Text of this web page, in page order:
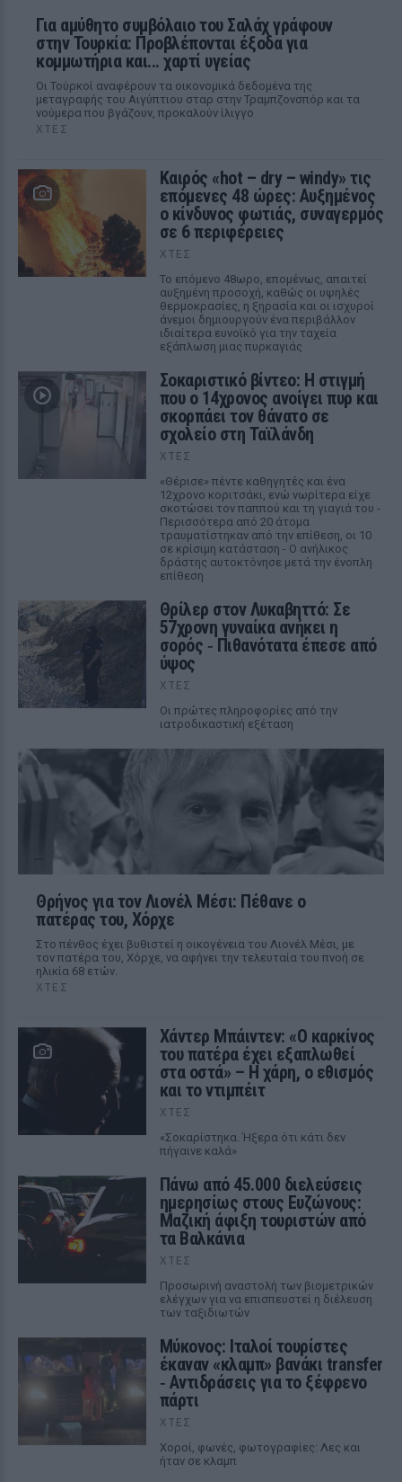
Για αμύθητο συμβόλαιο του Σαλάχ γράφουν
στην Τουρκία: Προβλέπονται έξοδα για
κομμωτήρια και... χαρτί υγείας
Οι Τούρκοί αναφέρουν τα οικονομικά δεδομένα της
μεταγραφής του Αιγύπτιου σταρ στην Τραμπζονσπόρ και τα
νούμερα που βγάζουν, προκαλούν ίλιγγο
ΧΤΕΣ
Καιρός «hot – dry – windy» τις
επόμενες 48 ώρες: Αυξημένος
ο κίνδυνος φωτιάς, συναγερμός
σε 6 περιφέρειες
ΧΤΕΣ
Το επόμενο 48ωρο, επομένως, απαιτεί
αυξημένη προσοχή, καθώς οι υψηλές
θερμοκρασίες, η ξηρασία και οι ισχυροί
άνεμοι δημιουργούν ένα περιβάλλον
ιδιαίτερα ευνοϊκό για την ταχεία
εξάπλωση μιας πυρκαγιάς
Σοκαριστικό βίντεο: Η στιγμή
που ο 14χρονος ανοίγει πυρ και
σκορπάει τον θάνατο σε
σχολείο στη Ταϊλάνδη
ΧΤΕΣ
«Θέρισε» πέντε καθηγητές και ένα
12χρονο κοριτσάκι, ενώ νωρίτερα είχε
σκοτώσει τον παππού και τη γιαγιά του -
Περισσότερα από 20 άτομα
τραυματίστηκαν από την επίθεση, οι 10
σε κρίσιμη κατάσταση - Ο ανήλικος
δράστης αυτοκτόνησε μετά την ένοπλη
επίθεση
Θρίλερ στον Λυκαβηττό: Σε
57χρονη γυναίκα ανήκει η
σορός ‑ Πιθανότατα έπεσε από
ύψος
ΧΤΕΣ
Οι πρώτες πληροφορίες από την
ιατροδικαστική εξέταση
Θρήνος για τον Λιονέλ Μέσι: Πέθανε ο
πατέρας του, Χόρχε
Στο πένθος έχει βυθιστεί η οικογένεια του Λιονέλ Μέσι, με
τον πατέρα του, Χόρχε, να αφήνει την τελευταία του πνοή σε
ηλικία 68 ετών.
ΧΤΕΣ
Χάντερ Μπάιντεν: «Ο καρκίνος
του πατέρα έχει εξαπλωθεί
στα οστά» – Η χάρη, ο εθισμός
και το ντιμπέιτ
ΧΤΕΣ
«Σοκαρίστηκα. Ήξερα ότι κάτι δεν
πήγαινε καλά»
Πάνω από 45.000 διελεύσεις
ημερησίως στους Ευζώνους:
Μαζική άφιξη τουριστών από
τα Βαλκάνια
ΧΤΕΣ
Προσωρινή αναστολή των βιομετρικών
ελέγχων για να επισπευστεί η διέλευση
των ταξιδιωτών
Μύκονος: Ιταλοί τουρίστες
έκαναν «κλαμπ» βανάκι transfer
‑ Αντιδράσεις για το ξέφρενο
πάρτι
ΧΤΕΣ
Χοροί, φωνές, φωτογραφίες: Λες και
ήταν σε κλαμπ